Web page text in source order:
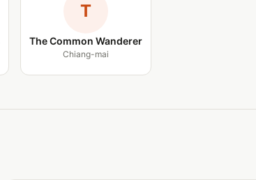
T
The Common Wanderer
Chiang-mai